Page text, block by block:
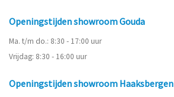
Openingstijden showroom Gouda
Ma. t/m do.: 8:30 - 17:00 uur
Vrijdag: 8:30 - 16:00 uur
Openingstijden showroom Haaksbergen